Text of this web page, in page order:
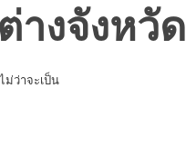
างจังหวัด
ม่ว่าจะเป็น